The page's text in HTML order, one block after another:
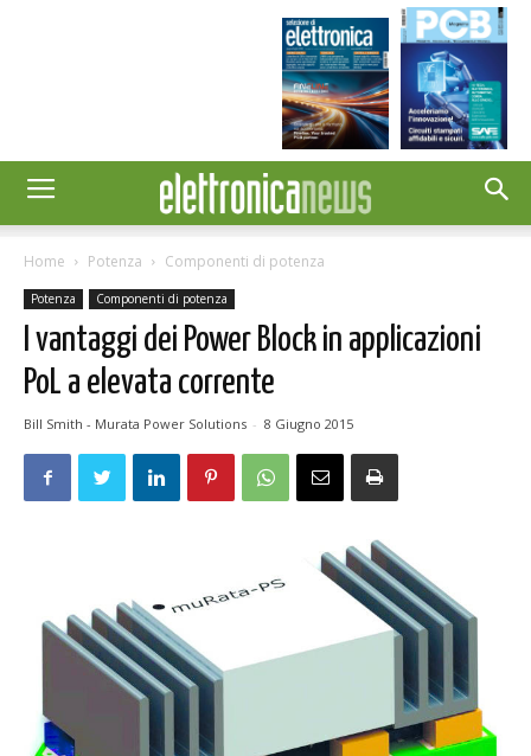
Home Potenza Componenti di potenza
Potenza Componenti di potenza
I vantaggi dei Power Block in applicazioni
PoL a elevata corrente
Bill Smith - Murata Power Solutions - 8 Giugno 2015